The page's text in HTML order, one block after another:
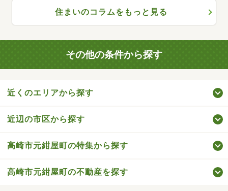
住まいのコラムをもっと見る
その他の条件から探す
近くのエリアから探す
近辺の市区から探す
高崎市元紺屋町の特集から探す
高崎市元紺屋町の不動産を探す